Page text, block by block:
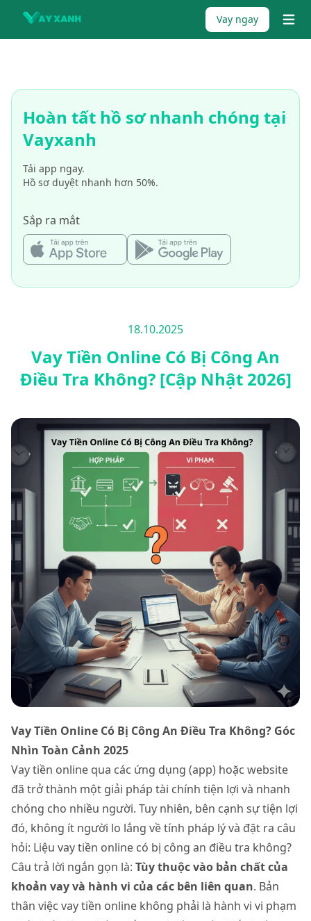
Skip to content
{%
Vay ngay
Hoàn tất hồ sơ nhanh chóng tại
Vayxanh
Tải app ngay.
Hồ sơ duyệt nhanh hơn 50%.
Sắp ra mắt
18.10.2025
Vay Tiền Online Có Bị Công An
Điều Tra Không? [Cập Nhật 2026]
Vay Tiền Online Có Bị Công An Điều Tra Không? Góc
Nhìn Toàn Cảnh 2025
Vay tiền online qua các ứng dụng (app) hoặc website
đã trở thành một giải pháp tài chính tiện lợi và nhanh
chóng cho nhiều người. Tuy nhiên, bên cạnh sự tiện lợi
đó, không ít người lo lắng về tính pháp lý và đặt ra câu
hỏi: Liệu vay tiền online có bị công an điều tra không?
Câu trả lời ngắn gọn là: Tùy thuộc vào bản chất của
khoản vay và hành vi của các bên liên quan. Bản
thân việc vay tiền online không phải là hành vi vi phạm